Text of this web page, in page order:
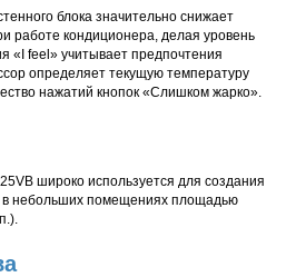
блока значительно снижает
работе кондиционера, делая уровень
«I feel» учитывает предпочтения
определяет текущую температуру
нажатий кнопок «Слишком жарко».
широко используется для создания
в небольших помещениях площадью